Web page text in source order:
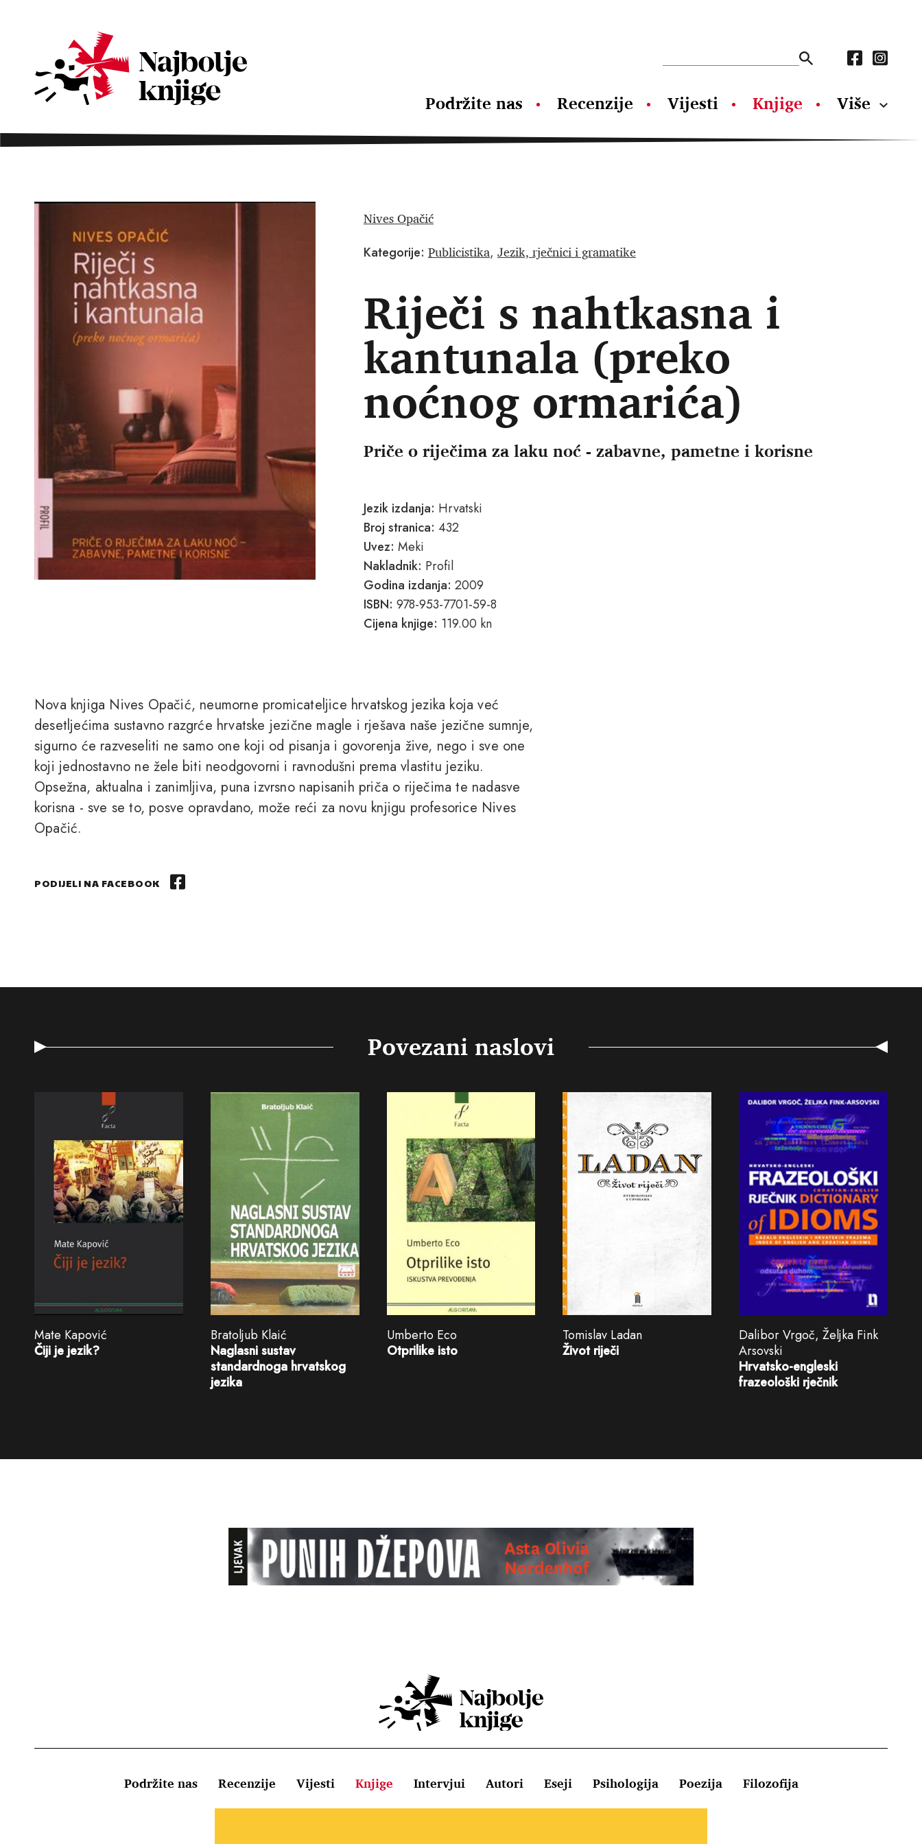
Podržite nas Recenzije Vijesti Knjige Više
Nives Opačić
Kategorije: Publicistika, Jezik, rječnici i gramatike
Riječi s nahtkasna i
kantunala (preko
noćnog ormarića)
Priče o riječima za laku noć - zabavne, pametne i korisne
Jezik izdanja: Hrvatski
Broj stranica: 432
Uvez: Meki
Nakladnik: Profil
Godina izdanja: 2009
ISBN: 978-953-7701-59-8
Cijena knjige: 119.00 kn
Nova knjiga Nives Opačić, neumorne promicateljice hrvatskog jezika koja već
desetljećima sustavno razgrće hrvatske jezične magle i rješava naše jezične sumnje,
sigurno će razveseliti ne samo one koji od pisanja i govorenja žive, nego i sve one
koji jednostavno ne žele biti neodgovorni i ravnodušni prema vlastitu jeziku.
Opsežna, aktualna i zanimljiva, puna izvrsno napisanih priča o riječima te nadasve
korisna - sve se to, posve opravdano, može reći za novu knjigu profesorice Nives
Opačić.
PODIJELI NA FACEBOOK
Povezani naslovi
Mate Kapović
Čiji je jezik?
Bratoljub Klaić
Naglasni sustav
standardnoga hrvatskog
jezika
Umberto Eco
Otprilike isto
Tomislav Ladan
Život riječi
Dalibor Vrgoč, Željka Fink
Arsovski
Hrvatsko-engleski
frazeološki rječnik
Podržite nas Recenzije Vijesti Knjige Intervjui Autori Eseji Psihologija Poezija Filozofija